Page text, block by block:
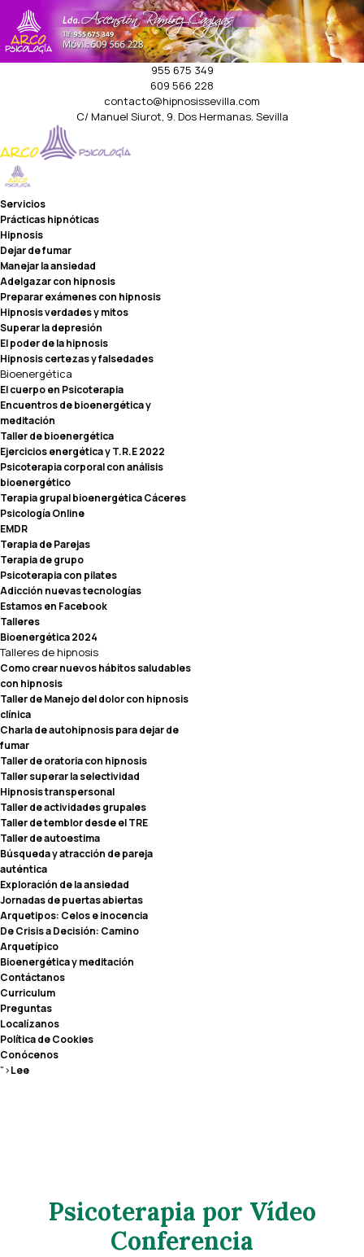
955 675 349
609 566 228
contacto@hipnosissevilla.com
C/ Manuel Siurot, 9. Dos Hermanas. Sevilla
Servicios
Prácticas hipnóticas
Hipnosis
Dejar de fumar
Manejar la ansiedad
Adelgazar con hipnosis
Preparar exámenes con hipnosis
Hipnosis verdades y mitos
Superar la depresión
El poder de la hipnosis
Hipnosis certezas y falsedades
Bioenergética
El cuerpo en Psicoterapia
Encuentros de bioenergética y
meditación
Taller de bioenergética
Ejercicios energética y T.R.E 2022
Psicoterapia corporal con análisis
bioenergético
Terapia grupal bioenergética Cáceres
Psicología Online
EMDR
Terapia de Parejas
Terapia de grupo
Psicoterapia con pilates
Adicción nuevas tecnologías
Estamos en Facebook
Talleres
Bioenergética 2024
Talleres de hipnosis
Como crear nuevos hábitos saludables
con hipnosis
Taller de Manejo del dolor con hipnosis
clínica
Charla de autohipnosis para dejar de
fumar
Taller de oratoria con hipnosis
Taller superar la selectividad
Hipnosis transpersonal
Taller de actividades grupales
Taller de temblor desde el TRE
Taller de autoestima
Búsqueda y atracción de pareja
auténtica
Exploración de la ansiedad
Jornadas de puertas abiertas
Arquetipos: Celos e inocencia
De Crisis a Decisión: Camino
Arquetípico
Bioenergética y meditación
Contáctanos
Curriculum
Preguntas
Localízanos
Política de Cookies
Conócenos
">Lee
Psicoterapia por Vídeo
Conferencia